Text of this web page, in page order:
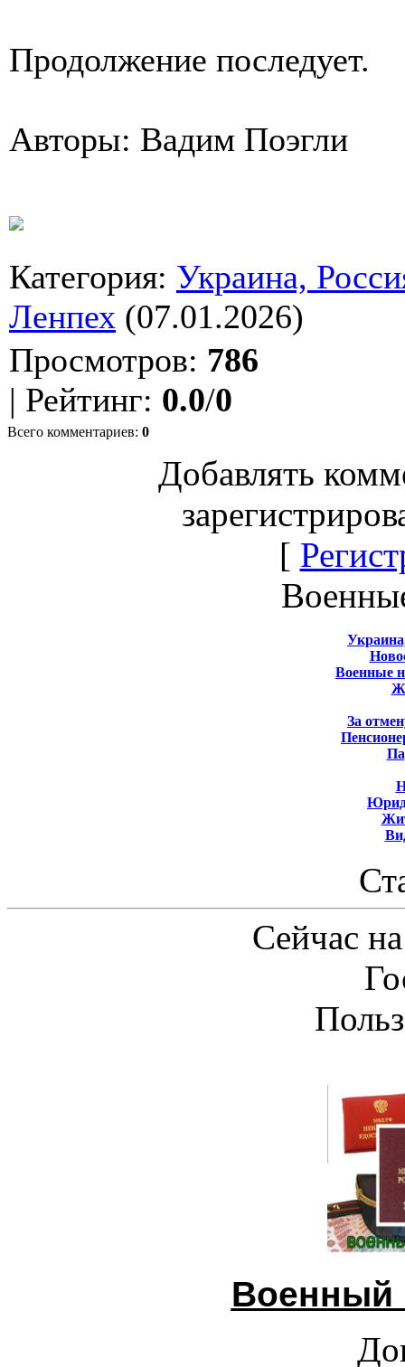
Продолжение последует.
Авторы: Вадим Поэгли
Категория: Украина,
Ленпех (07.01.2026)
Просмотров: 786
| Рейтинг: 0.0/0
Всего комментариев: 0
Добавлять
[
Военные
За
Сейчас
Военный